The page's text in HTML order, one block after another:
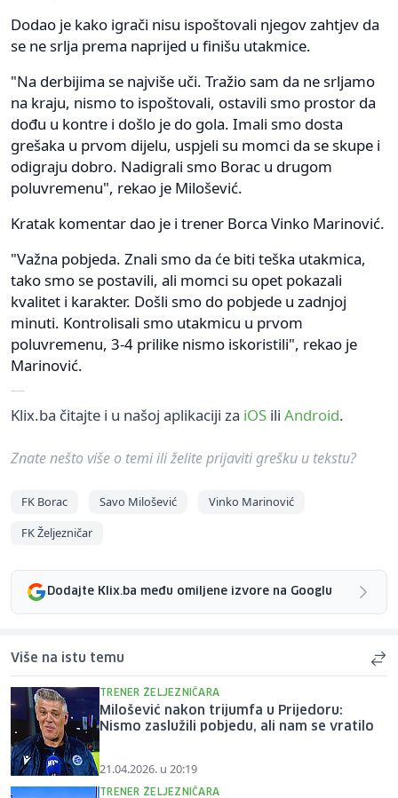
Dodao je kako igrači nisu ispoštovali njegov zahtjev da
se ne srlja prema naprijed u finišu utakmice.
"Na derbijima se najviše uči. Tražio sam da ne srljamo
na kraju, nismo to ispoštovali, ostavili smo prostor da
dođu u kontre i došlo je do gola. Imali smo dosta
grešaka u prvom dijelu, uspjeli su momci da se skupe i
odigraju dobro. Nadigrali smo Borac u drugom
poluvremenu", rekao je Milošević.
Kratak komentar dao je i trener Borca Vinko Marinović.
"Važna pobjeda. Znali smo da će biti teška utakmica,
tako smo se postavili, ali momci su opet pokazali
kvalitet i karakter. Došli smo do pobjede u zadnjoj
minuti. Kontrolisali smo utakmicu u prvom
poluvremenu, 3-4 prilike nismo iskoristili", rekao je
Marinović.
Klix.ba čitajte i u našoj aplikaciji za iOS ili Android.
Znate nešto više o temi ili želite prijaviti grešku u tekstu?
FK Borac Savo Milošević
Vinko Marinović
FK Željezničar
Dodajte Klix.ba među omiljene izvore na Googlu
Više na istu temu
TRENER ŽELJEZNIČARA
Milošević nakon trijumfa u Prijedoru:
Nismo zaslužili pobjedu, ali nam se vratilo
21.04.2026. u 20:19
TRENER ŽELJEZNIČARA